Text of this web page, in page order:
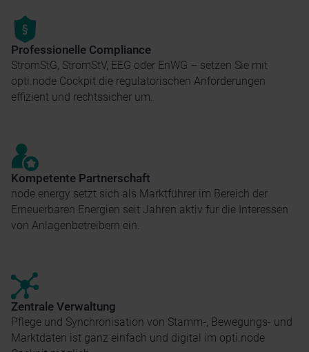
Professionelle Compliance
StromStG, StromStV, EEG oder EnWG – setzen Sie mit
opti.node Cockpit die regulatorischen Anforderungen
effizient und rechtssicher um.
Kompetente Partnerschaft
node.energy setzt sich als Marktführer im Bereich der
Erneuerbaren Energien seit Jahren aktiv für die Interessen
von Anlagenbetreibern ein.
Zentrale Verwaltung
Pflege und Synchronisation von Stamm-, Bewegungs- und
Marktdaten ist ganz einfach und digital im opti.node